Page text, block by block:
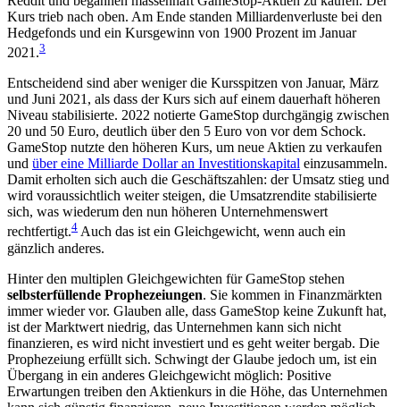
Kurs trieb nach oben. Am Ende standen Milliardenverluste bei den
Hedgefonds und ein Kursgewinn von 1900 Prozent im Januar
2021.3
Entscheidend sind aber weniger die Kursspitzen von Januar, März
und Juni 2021, als dass der Kurs sich auf einem dauerhaft höheren
Niveau stabilisierte. 2022 notierte GameStop durchgängig zwischen
20 und 50 Euro, deutlich über den 5 Euro von vor dem Schock.
GameStop nutzte den höheren Kurs, um neue Aktien zu verkaufen
und über eine Milliarde Dollar an Investitionskapital einzusammeln.
Damit erholten sich auch die Geschäftszahlen: der Umsatz stieg und
wird voraussichtlich weiter steigen, die Umsatzrendite stabilisierte
sich, was wiederum den nun höheren Unternehmenswert
rechtfertigt.4 Auch das ist ein Gleichgewicht, wenn auch ein
gänzlich anderes.
Hinter den multiplen Gleichgewichten für GameStop stehen
selbsterfüllende Prophezeiungen. Sie kommen in Finanzmärkten
immer wieder vor. Glauben alle, dass GameStop keine Zukunft hat,
ist der Marktwert niedrig, das Unternehmen kann sich nicht
finanzieren, es wird nicht investiert und es geht weiter bergab. Die
Prophezeiung erfüllt sich. Schwingt der Glaube jedoch um, ist ein
Übergang in ein anderes Gleichgewicht möglich: Positive
Erwartungen treiben den Aktienkurs in die Höhe, das Unternehmen